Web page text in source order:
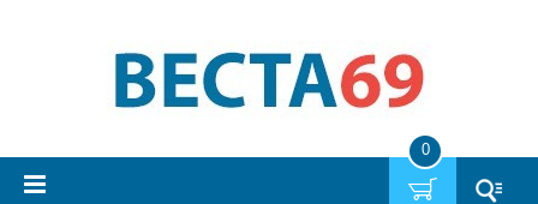
0